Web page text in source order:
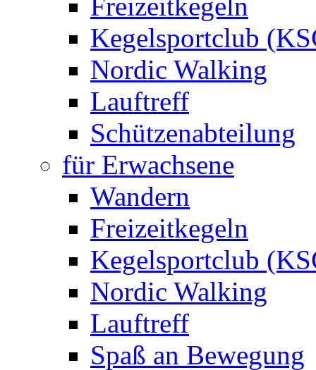
Freizeitkegeln
Kegelsportclub
Nordic Walking
Lauftreff
Schützenabteilung
für Erwachsene
Wandern
Freizeitkegeln
Kegelsportclub
Nordic Walking
Lauftreff
Spaß an Bewegung